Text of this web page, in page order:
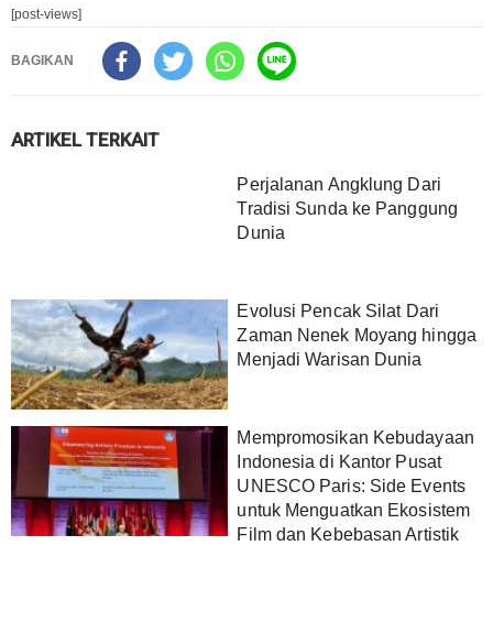
[post-views]
BAGIKAN
ARTIKEL TERKAIT
Perjalanan Angklung Dari
Tradisi Sunda ke Panggung
Dunia
Evolusi Pencak Silat Dari
Zaman Nenek Moyang hingga
Menjadi Warisan Dunia
Mempromosikan Kebudayaan
Indonesia di Kantor Pusat
UNESCO Paris: Side Events
untuk Menguatkan Ekosistem
Film dan Kebebasan Artistik